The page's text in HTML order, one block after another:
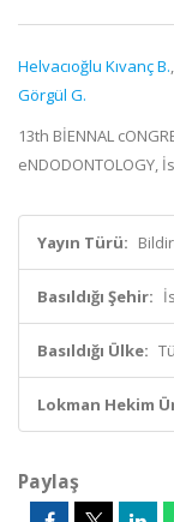
Helvacıoğlu Kıvanç B.,
Görgül G.
13th BİENNAL
eNDODONTOLOGY,
Yayın Türü:
Basıldığı Şehir:
Basıldığı Ülke:
Lokman Hekim
Paylaş